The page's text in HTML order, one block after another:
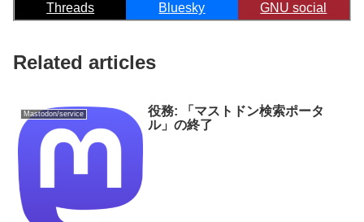
Threads
Bluesky GNU social
Related articles
Mastodon/service
役務: 「マストドン検索ポータ
ル」の終了